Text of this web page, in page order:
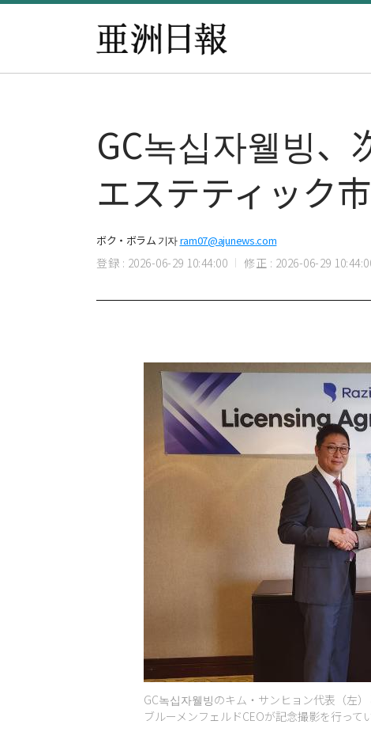
GC녹십자웰빙
エステティック
ボク・ボラム 기자ram07@ajunews.com
登録 : 2026-06-29 10:44:00 修正 : 2026-06-29
GC녹십자웰빙のキム・サンヒョン代表（左
ブルーメンフェルドCEOが記念撮影を行って